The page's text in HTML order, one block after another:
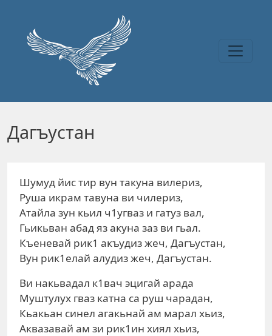
Дагъустан
Шумуд йис тир вун такуна вилериз,
Руша икрам тавуна ви чилериз,
Атайла зун кьил ч1угваз и гатуз вал,
Гьикьван абад яз акуна заз ви гьал.
Къеневай рик1 акъудиз жеч, Дагъустан,
Вун рик1елай алудиз жеч, Дагъустан.
Ви накьвадал к1вач эцигай арада
Муштулух гваз катна са руш чарадан,
Кьакьан синел агакьнай ам марал хьиз,
Аквазавай ам зи рик1ин хиял хьиз,